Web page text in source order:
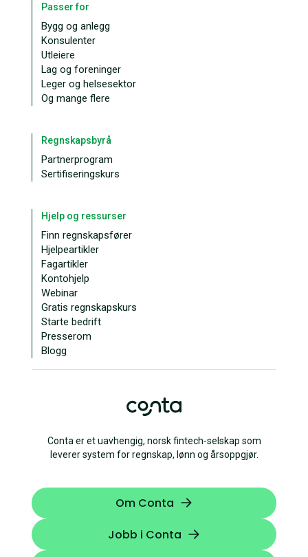
Conta er et uavhengig, norsk fintech-selskap som
leverer system for regnskap, lønn og årsoppgjør.
Om Conta
Jobb i Conta
Passer for
Bygg og anlegg
Konsulenter
Utleiere
Lag og foreninger
Leger og helsesektor
Og mange flere
Regnskapsbyrå
Partnerprogram
Sertifiseringskurs
Hjelp og ressurser
Finn regnskapsfører
Hjelpeartikler
Fagartikler
Kontohjelp
Webinar
Gratis regnskapskurs
Starte bedrift
Presserom
Blogg